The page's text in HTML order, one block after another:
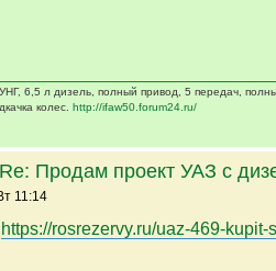
6,5 л дизель, полный привод, 5 передач,
колес. http://ifaw50.forum24.ru/
Re: Продам проект УАЗ с
11:14
https://rosrezervy.ru/uaz-469-kupit-